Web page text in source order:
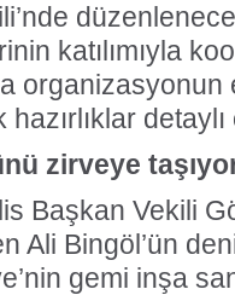
katılımıyla
zirveye
Başkan Vekili
Ali Bingöl’ün
gemi inşa